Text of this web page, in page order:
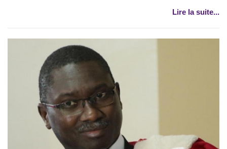
Lire la suite...